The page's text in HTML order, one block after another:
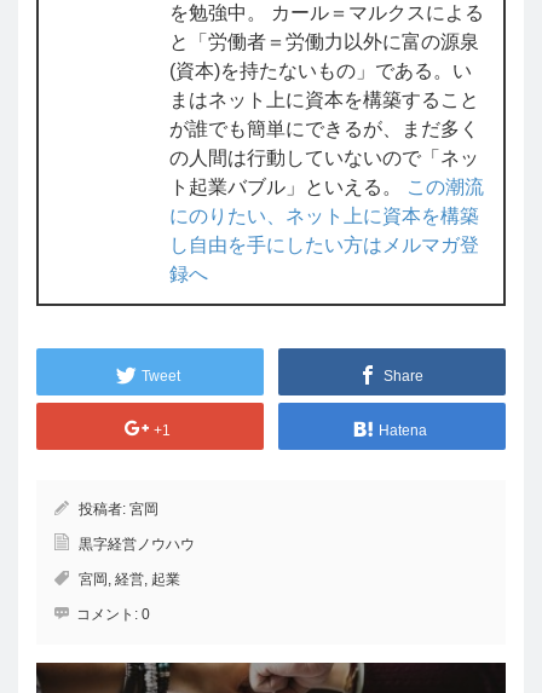
を勉強中。 カール＝マルクスによる
と「労働者＝労働力以外に富の源泉
(資本)を持たないもの」である。い
まはネット上に資本を構築すること
が誰でも簡単にできるが、まだ多く
の人間は行動していないので「ネッ
ト起業バブル」といえる。
この潮流
にのりたい、ネット上に資本を構築
し自由を手にしたい方はメルマガ登
録へ
Tweet Share
+1 Hatena
投稿者: 宮岡
黒字経営ノウハウ
宮岡 経営 起業
コメント: 0